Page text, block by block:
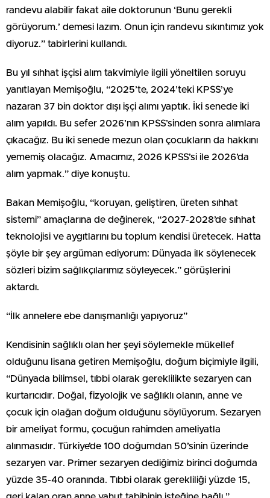
randevu alabilir fakat aile doktorunun ‘Bunu gerekli
görüyorum.’ demesi lazım. Onun için randevu sıkıntımız yok
diyoruz.” tabirlerini kullandı.
Bu yıl sıhhat işçisi alım takvimiyle ilgili yöneltilen soruyu
yanıtlayan Memişoğlu, “2025’te, 2024’teki KPSS’ye
nazaran 37 bin doktor dışı işçi alımı yaptık. İki senede iki
alım yapıldı. Bu sefer 2026’nın KPSS’sinden sonra alımlara
çıkacağız. Bu iki senede mezun olan çocukların da hakkını
yememiş olacağız. Amacımız, 2026 KPSS’si ile 2026’da
alım yapmak.” diye konuştu.
Bakan Memişoğlu, “koruyan, geliştiren, üreten sıhhat
sistemi” amaçlarına de değinerek, “2027-2028’de sıhhat
teknolojisi ve aygıtlarını bu toplum kendisi üretecek. Hatta
şöyle bir şey argüman ediyorum: Dünyada ilk söylenecek
sözleri bizim sağlıkçılarımız söyleyecek.” görüşlerini
aktardı.
“İlk annelere ebe danışmanlığı yapıyoruz”
Kendisinin sağlıklı olan her şeyi söylemekle mükellef
olduğunu lisana getiren Memişoğlu, doğum biçimiyle ilgili,
“Dünyada bilimsel, tıbbi olarak gereklilikte sezaryen can
kurtarıcıdır. Doğal, fizyolojik ve sağlıklı olanın, anne ve
çocuk için olağan doğum olduğunu söylüyorum. Sezaryen
bir ameliyat formu, çocuğun rahimden ameliyatla
alınmasıdır. Türkiye’de 100 doğumdan 50’sinin üzerinde
sezaryen var. Primer sezaryen dediğimiz birinci doğumda
yüzde 35-40 oranında. Tıbbi olarak gerekliliği yüzde 15,